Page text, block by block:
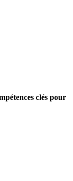
clés pour